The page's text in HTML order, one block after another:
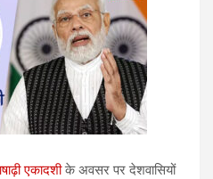
एकादशीके अवसर पर देशवासियों